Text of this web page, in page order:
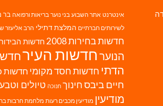
אינטרנט אתר השבוע בני נוער בריאות ורפואה בר
לשירותים חברתיים המלצת דתילי הרב אליעזר
חדשות בחירות 2008 חדשות הבידור
הנוערחדשות העיר
הדתי חדשות חסד מקומי חדשות
חיים ביבסחינוך חנוכה טיולים וטבע
מודיעין מודיעין מכבים רעות מלחמת חרבות